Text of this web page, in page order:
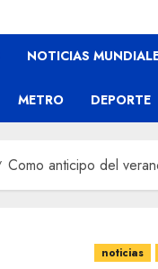
NOTICIAS
METRO DEPORTE
Como anticipo del
noticias